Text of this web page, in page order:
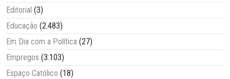
Editorial (3)
Educação (2.483)
Em Dia com a Política (27)
Empregos (3.103)
Espaço Católico (18)